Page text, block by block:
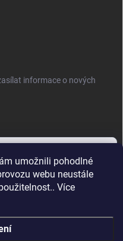
umožnili pohodlné
webu neustále
Více
informace o nových
ochrany osobních údajů